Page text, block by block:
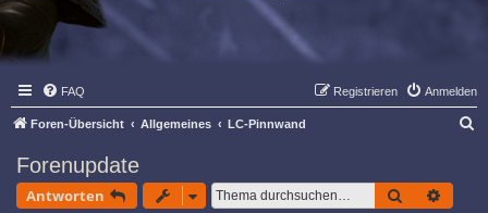
FAQ Anmelden
Registrieren
Foren-Übersicht Allgemeines LC-Pinnwand
Forenupdate
Antworten Suche